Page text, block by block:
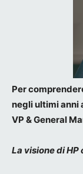
Per
negli ultimi anni
VP & General
La visione di